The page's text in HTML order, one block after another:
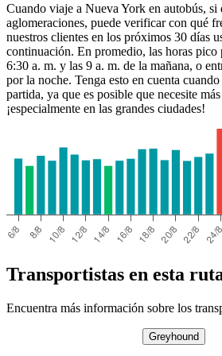
San Jose, CA
Cuando viaje a Nueva York en autobús, si
aglomeraciones, puede verificar con qué
nuestros clientes en los próximos 30 días
continuación. En promedio, las horas pico
6:30 a. m. y las 9 a. m. de la mañana, o
por la noche. Tenga esto en cuenta
partida, ya que es posible que necesite
¡especialmente en las grandes ciudades!
Transportistas en esta
Encuentra más información sobre los
Greyhound